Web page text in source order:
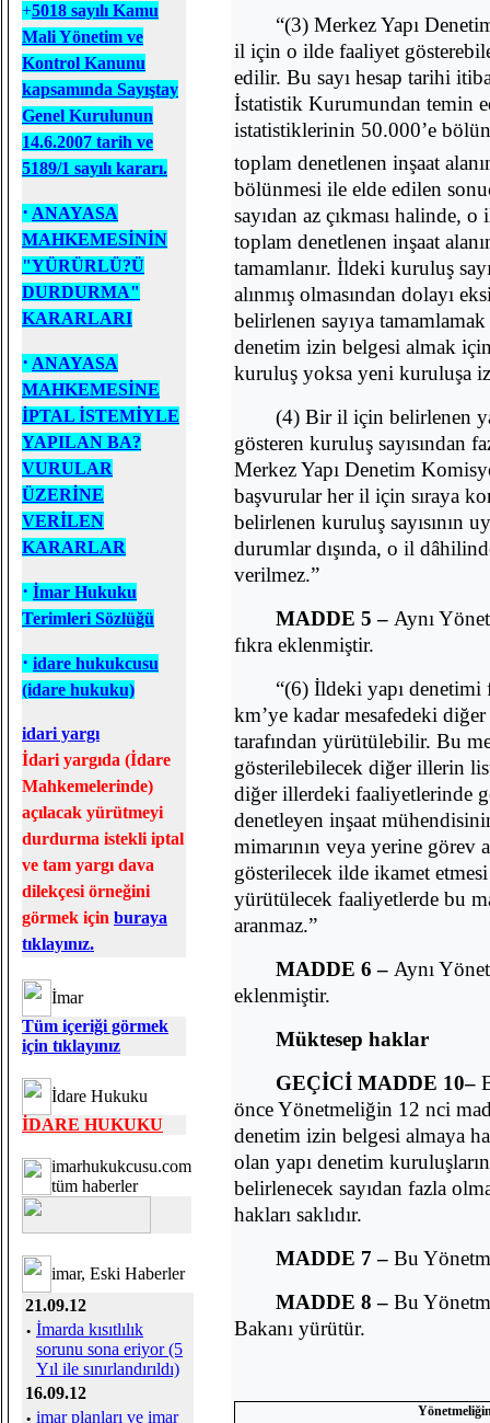
+5018 sayılı Kamu
Mali Yönetim ve
Kontrol Kanunu
kapsamında Sayıştay
Genel Kurulunun
14.6.2007 tarih ve
5189/1 sayılı kararı.
· ANAYASA
MAHKEMESİNİN
"YÜRÜRLÜ?Ü
DURDURMA"
KARARLARI
· ANAYASA
MAHKEMESİNE
İPTAL İSTEMİYLE
YAPILAN BA?
VURULAR
ÜZERİNE
VERİLEN
KARARLAR
· İmar Hukuku
Terimleri Sözlüğü
· idare hukukcusu
(idare hukuku)
idari yargı
İdari yargıda (İdare
Mahkemelerinde)
açılacak yürütmeyi
durdurma istekli iptal
ve tam yargı dava
dilekçesi örneğini
görmek için buraya
tıklayınız.
İmar
Tüm içeriği görmek
için tıklayınız
İdare Hukuku
İDARE HUKUKU
imarhukukcusu.com
tüm haberler
imar, Eski Haberler
21.09.12
· İmarda kısıtlılık
sorunu sona eriyor (5
Yıl ile sınırlandırıldı)
16.09.12
imar planları ve imar
“(3) Merkez Yapı
il için o ilde faaliyet
edilir. Bu sayı hesap tarihi
İstatistik Kurumundan temin
istatistiklerinin 50.000’e
toplam denetlenen inşaat
bölünmesi ile elde edilen
sayıdan az çıkması halinde,
toplam denetlenen inşaat
tamamlanır. İldeki kuruluş
alınmış olmasından dolayı
belirlenen sayıya
denetim izin belgesi almak
kuruluş yoksa yeni kuruluşa
(4) Bir il için belirlenen
gösteren kuruluş sayısından
Merkez Yapı Denetim
başvurular her il için sıraya
belirlenen kuruluş sayısının
durumlar dışında, o il
verilmez.”
MADDE 5 – Aynı
fıkra eklenmiştir.
“(6) İldeki yapı denetimi
km’ye kadar mesafedeki
tarafından yürütülebilir. Bu
gösterilebilecek diğer illerin
diğer illerdeki faaliyetlerinde
denetleyen inşaat
mimarının veya yerine görev
gösterilecek ilde ikamet
yürütülecek faaliyetlerde bu
aranmaz.”
MADDE 6 – Aynı
eklenmiştir.
Müktesep haklar
GEÇİCİ MADDE 10–
önce Yönetmeliğin 12 nci
denetim izin belgesi almaya
olan yapı denetim
belirlenecek sayıdan fazla
hakları saklıdır.
MADDE 7 – Bu
MADDE 8 – Bu
Bakanı yürütür.
Yönetmeliğ